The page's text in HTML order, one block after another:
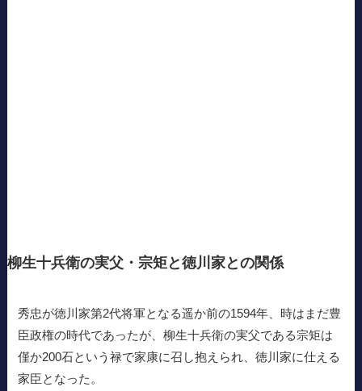
柳生十兵衛の実父・宗矩と徳川家との関係
秀忠が徳川家第2代将軍となる遥か前の1594年、時はまだ豊
臣政権の時代であったが、柳生十兵衛の実父である宗矩は
僅か200石という禄で家康に召し抱えられ、徳川家に仕える
家臣となった。